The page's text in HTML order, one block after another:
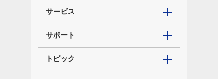
サービス
サポート
トピック